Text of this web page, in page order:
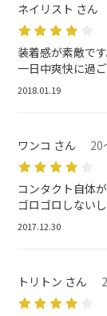
ネイリスト さん
装着感が素敵で
一日中爽快に過ご
2018.01.19
ワンコ さん
コンタクト自体
ゴロゴロしない
2017.12.30
トリトン さん